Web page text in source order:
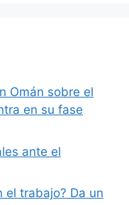
Omán sobre el
en su fase
ante el
el trabajo? Da un